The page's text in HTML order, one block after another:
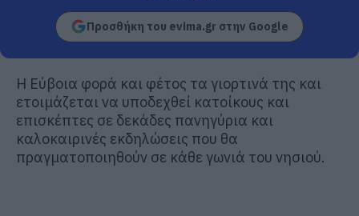
Προσθήκη του evima.gr στην Google
Η Εύβοια φορά και φέτος τα γιορτινά της και
ετοιμάζεται να υποδεχθεί κατοίκους και
επισκέπτες σε δεκάδες πανηγύρια και
καλοκαιρινές εκδηλώσεις που θα
πραγματοποιηθούν σε κάθε γωνιά του νησιού.